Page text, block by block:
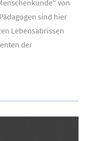
von
sind hier
Lebensabrissen
der